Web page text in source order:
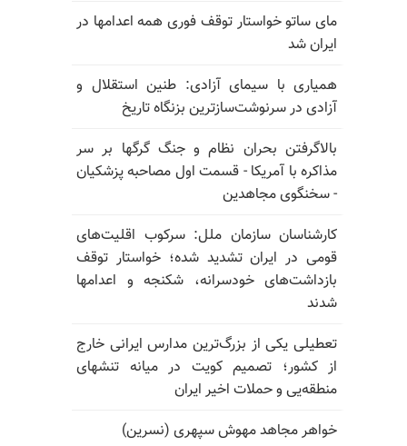
مای ساتو خواستار توقف فوری همه اعدامها در
ایران شد
همیاری با سیمای آزادی: طنین استقلال و
آزادی در سرنوشت‌سازترین بزنگاه تاریخ
بالا‌گرفتن بحران نظام و جنگ گرگها بر سر
مذاکره با آمریکا - قسمت اول مصاحبه پزشکیان
- سخنگوی مجاهدین
کارشناسان سازمان ملل: سرکوب اقلیت‌های
قومی در ایران تشدید شده؛ خواستار توقف
بازداشت‌های خودسرانه، شکنجه و اعدامها
شدند
تعطیلی یکی از بزرگ‌ترین مدارس ایرانی خارج
از کشور؛ تصمیم کویت در میانه تنشهای
منطقه‌یی و حملات اخیر ایران
خواهر مجاهد مهوش سپهری (نسرین)